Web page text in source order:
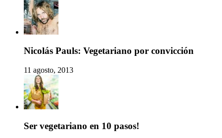
Nicolás Pauls: Vegetariano por convicción
11 agosto, 2013
Ser vegetariano en 10 pasos!